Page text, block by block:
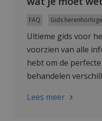
FAQ Gids
Ultieme gids voor
voorzien van alle
hebt om de
behandelen
Lees meer